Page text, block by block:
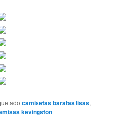
camisetas baratas lisas,
kevingston